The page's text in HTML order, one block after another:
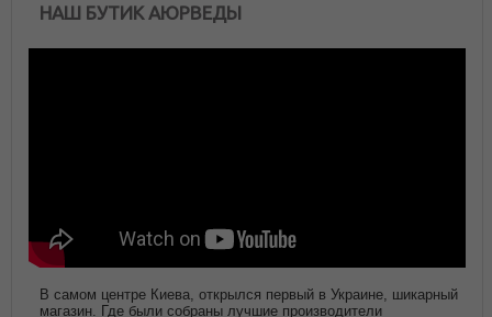
НАШ БУТИК АЮРВЕДЫ
В самом центре Киева, открылся первый в Украине, шикарный
магазин. Где были собраны лучшие производители